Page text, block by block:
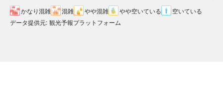
かなり混雑 混雑 やや混雑 やや空いている
空いている
データ提供元: 観光予報プラットフォーム